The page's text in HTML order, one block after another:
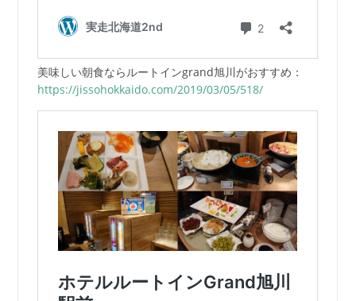
美味しい朝食ならルートインgrand旭川がおすすめ：
https://jissohokkaido.com/2019/03/05/518/